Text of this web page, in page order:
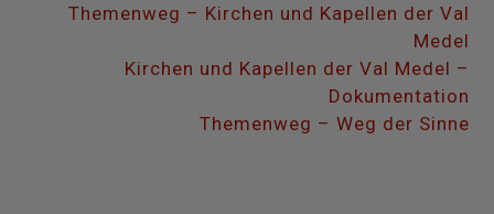
Themenweg – Kirchen und Kapellen der Val
Medel
Kirchen und Kapellen der Val Medel –
Dokumentation
Themenweg – Weg der Sinne